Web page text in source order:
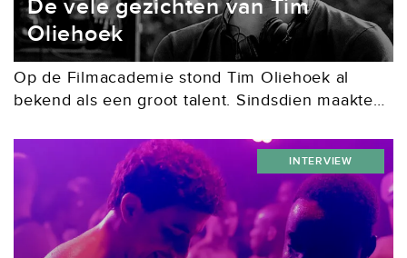
De vele gezichten van Tim
Oliehoek
Op de Filmacademie stond Tim Oliehoek al
bekend als een groot talent. Sindsdien maakte
ontwikkeling door, van de actiekomedie Vet
Hard via de romantische...
INTERVIEW